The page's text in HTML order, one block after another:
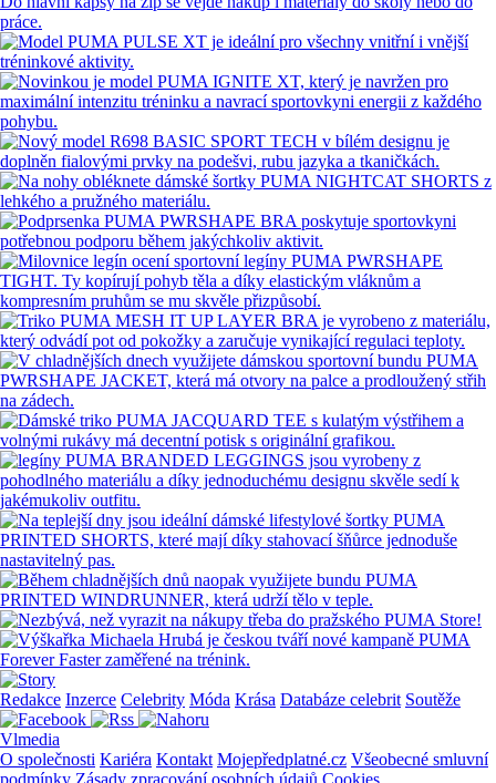
Redakce Inzerce Celebrity Móda Krása Databáze celebrit Soutěže
Vlmedia
O společnosti Kariéra Kontakt Mojepředplatné.cz Všeobecné smluvní
podmínky Zásady zpracování osobních údajů Cookies